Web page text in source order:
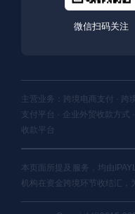
微信扫码关注
主营业务：跨境电商支付 · 跨
支付平台 · 企业外贸收款方式
收款平台
本页面所提及服务，均由
机构在资金跨境环节收结汇，